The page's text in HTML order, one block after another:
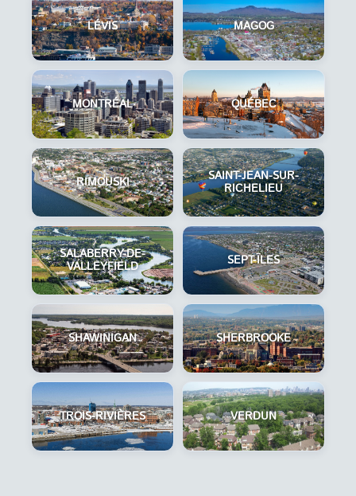
LÉVIS MAGOG
MONTRÉAL QUÉBEC
RIMOUSKI
SAINT-JEAN-SUR-
RICHELIEU
SALABERRY-DE-
VALLEYFIELD
SEPT-ÎLES
SHAWINIGAN SHERBROOKE
TROIS-RIVIÈRES VERDUN